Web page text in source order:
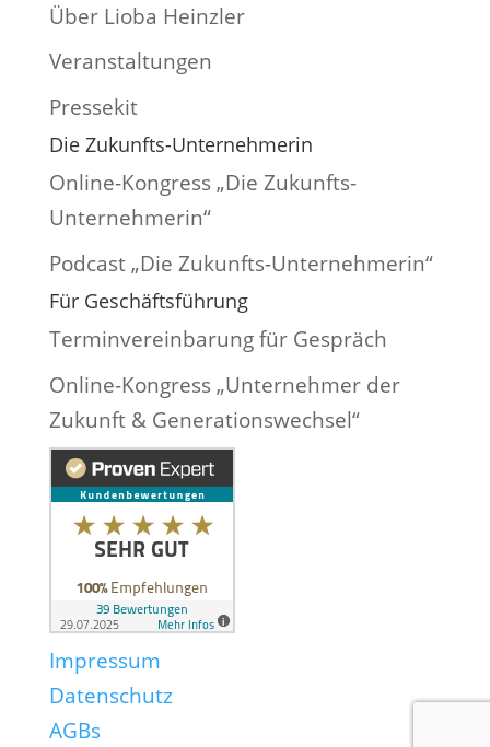
Über Lioba Heinzler
Veranstaltungen
Pressekit
Die Zukunfts-Unternehmerin
Online-Kongress „Die Zukunfts-
Unternehmerin“
Podcast „Die Zukunfts-Unternehmerin“
Für Geschäftsführung
Terminvereinbarung für Gespräch
Online-Kongress „Unternehmer der
Zukunft & Generationswechsel“
Impressum
Datenschutz
AGBs